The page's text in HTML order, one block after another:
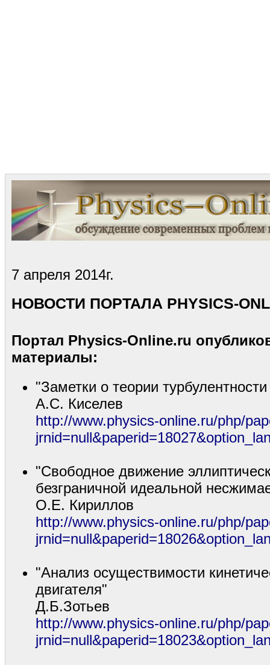
7 апреля 2014г.
НОВОСТИ ПОРТАЛА PHYSICS-
Портал Physics-Online.ru
материалы:
"Заметки о теории
А.С. Киселев
http://www.physics-online.ru/php/
"Свободное движение
безграничной идеальной
О.Е. Кириллов
http://www.physics-online.ru/php/
"Анализ осуществимости
двигателя"
Д.Б.Зотьев
http://www.physics-online.ru/php/